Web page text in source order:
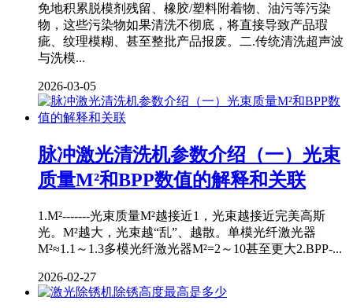
免地积累脱模剂残留、橡胶/塑料附着物、油污等污染
物，这些污染物如果清洗不彻底，将直接导致产品瑕
疵、纹理模糊、甚至整批产品报废。二.传统清洗超声波
与洗模...
2026-03-05
脉冲激光清洗机参数介绍（一）光束
质量M²和BPP数值的解释和关联
1.M²-------光束质量M²越接近1，光束越接近完美高斯
光。M²越大，光束越“乱”、越散。单模光纤激光器
M²≈1.1～1.3多模光纤激光器M²=2～10甚至更大2.BPP-...
2026-02-27